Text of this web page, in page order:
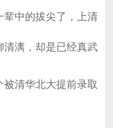
中的拔尖了，上清
清漓，却是已经真武
清华北大提前录取